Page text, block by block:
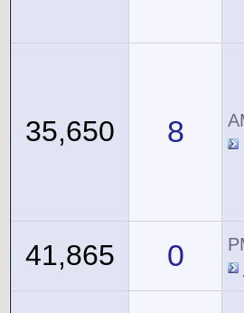
8
35,650
0
41,865